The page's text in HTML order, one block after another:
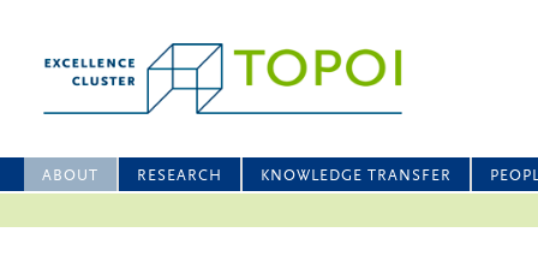
ABOUT RESEARCH KNOWLEDGE TRANSFER